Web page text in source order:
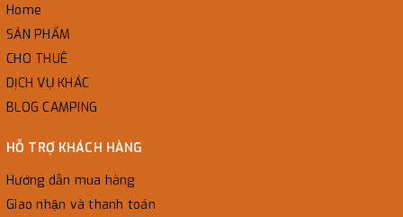
Home
SẢN PHẨM
CHO THUÊ
DỊCH VỤ KHÁC
BLOG CAMPING
HỖ TRỢ KHÁCH HÀNG
Hướng dẫn mua hàng
Giao nhận và thanh toán